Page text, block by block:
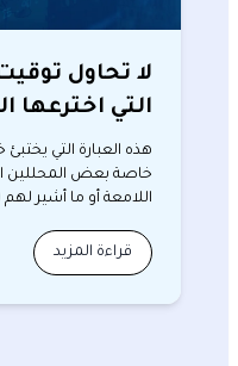
لا تحاول
التي اخترعها
هذه العبارة التي
خاصة بعض المحللين
اللامعة أو ما أشير
قراءة المزيد